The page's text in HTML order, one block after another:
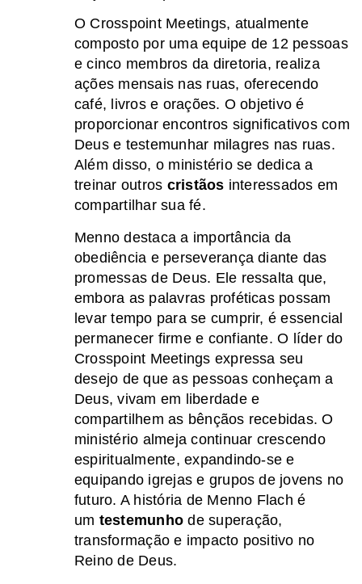
O Crosspoint Meetings, atualmente
composto por uma equipe de 12 pessoas
e cinco membros da diretoria, realiza
ações mensais nas ruas, oferecendo
café, livros e orações. O objetivo é
proporcionar encontros significativos com
Deus e testemunhar milagres nas ruas.
Além disso, o ministério se dedica a
treinar outros cristãos interessados em
compartilhar sua fé.
Menno destaca a importância da
obediência e perseverança diante das
promessas de Deus. Ele ressalta que,
embora as palavras proféticas possam
levar tempo para se cumprir, é essencial
permanecer firme e confiante. O líder do
Crosspoint Meetings expressa seu
desejo de que as pessoas conheçam a
Deus, vivam em liberdade e
compartilhem as bênçãos recebidas. O
ministério almeja continuar crescendo
espiritualmente, expandindo-se e
equipando igrejas e grupos de jovens no
futuro. A história de Menno Flach é
um testemunho de superação,
transformação e impacto positivo no
Reino de Deus.